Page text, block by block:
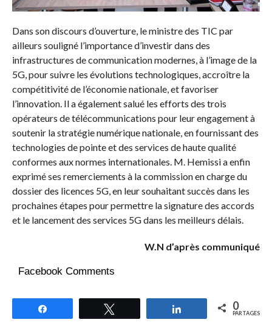
Dans son discours d’ouverture, le ministre des TIC par
ailleurs souligné l’importance d’investir dans des
infrastructures de communication modernes, à l’image de la
5G, pour suivre les évolutions technologiques, accroître la
compétitivité de l’économie nationale, et favoriser
l’innovation. Il a également salué les efforts des trois
opérateurs de télécommunications pour leur engagement à
soutenir la stratégie numérique nationale, en fournissant des
technologies de pointe et des services de haute qualité
conformes aux normes internationales. M. Hemissi a enfin
exprimé ses remerciements à la commission en charge du
dossier des licences 5G, en leur souhaitant succès dans les
prochaines étapes pour permettre la signature des accords
et le lancement des services 5G dans les meilleurs délais.
W.N d’après communiqué
Facebook Comments
Partagez 0
PARTAGES